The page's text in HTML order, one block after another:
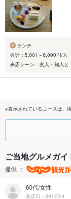
ランチ
会計：5,001～6,000円/人
来店シーン：友人・知人と
※表示されているコースは、
ご当地グルメガ
提供 ：
60代/女性
来店日：2017/04